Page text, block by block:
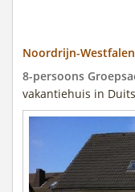
Noordrijn-
8-persoons
vakantiehuis in